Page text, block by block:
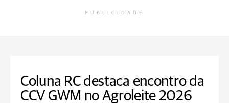
PUBLICIDADE
Coluna RC destaca encontro da
CCV GWM no Agroleite 2026